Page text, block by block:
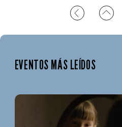
EVENTOS MÁS LEÍDOS